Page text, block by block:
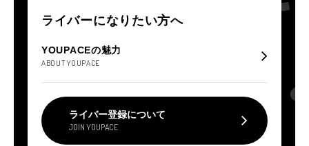
ライバーになりたい方へ
YOUPACEの魅力
ABOUT YOUPACE
ライバー登録について
JOIN YOUPACE